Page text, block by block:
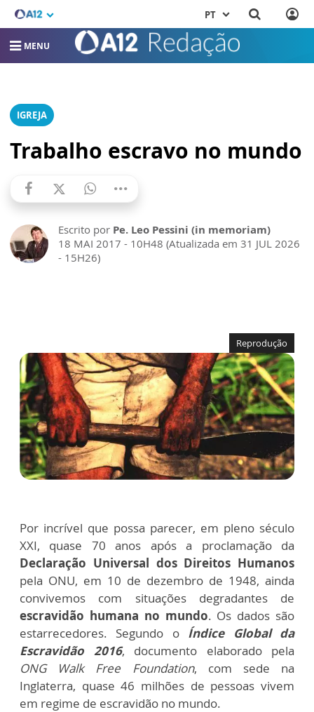
PT
MENU
IGREJA
Trabalho escravo no mundo
Escrito por Pe. Leo Pessini (in memoriam)
18 MAI 2017 - 10H48 (Atualizada em 31 JUL 2026
- 15H26)
Reprodução
Por incrível que possa parecer, em pleno século
XXI, quase 70 anos após a proclamação da
Declaração Universal dos Direitos Humanos
pela ONU, em 10 de dezembro de 1948, ainda
convivemos com situações degradantes de
escravidão humana no mundo. Os dados são
estarrecedores. Segundo o Índice Global da
Escravidão 2016, documento elaborado pela
ONG Walk Free Foundation, com sede na
Inglaterra, quase 46 milhões de pessoas vivem
em regime de escravidão no mundo.